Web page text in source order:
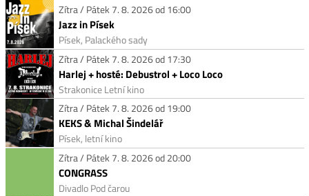
Zítra / Pátek 7. 8. 2026 od 16:00
Jazz in Písek
Písek, Palackého sady
Zítra / Pátek 7. 8. 2026 od 17:30
Harlej + hosté: Debustrol + Loco Loco
Strakonice Letní kino
Zítra / Pátek 7. 8. 2026 od 19:00
KEKS & Michal Šindelář
Písek, letní kino
Zítra / Pátek 7. 8. 2026 od 20:00
CONGRASS
Divadlo Pod čarou